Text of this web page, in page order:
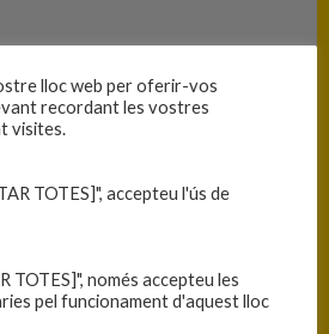
lloc web per oferir-vos
recordant les vostres
visites.
TOTES]", accepteu l'ús de
TOTES]", només accepteu les
pel funcionament d'aquest lloc